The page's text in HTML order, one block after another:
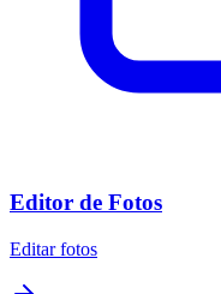
Editor de Fotos
Editar fotos